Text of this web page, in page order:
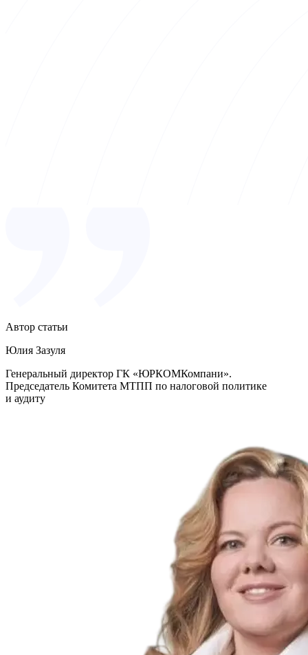
Автор статьи
Юлия Зазуля
Генеральный директор ГК «ЮРКОМКомпани».
Председатель Комитета МТПП по налоговой политике
и аудиту